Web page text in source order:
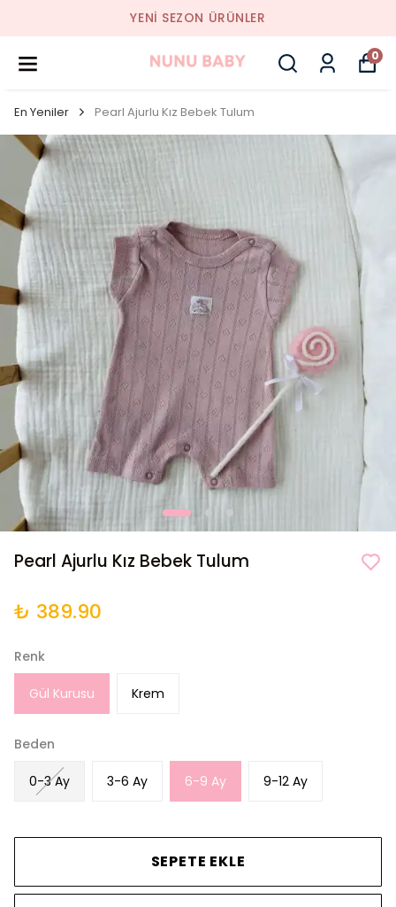
YENI SEZON ÜRÜNLER
0
En Yeniler Pearl Ajurlu Kız Bebek Tulum
Pearl Ajurlu Kız Bebek Tulum
₺ 389.90
Renk
Gül Kurusu Krem
Beden
0-3 Ay 3-6 Ay 6-9 Ay 9-12 Ay
SEPETE EKLE